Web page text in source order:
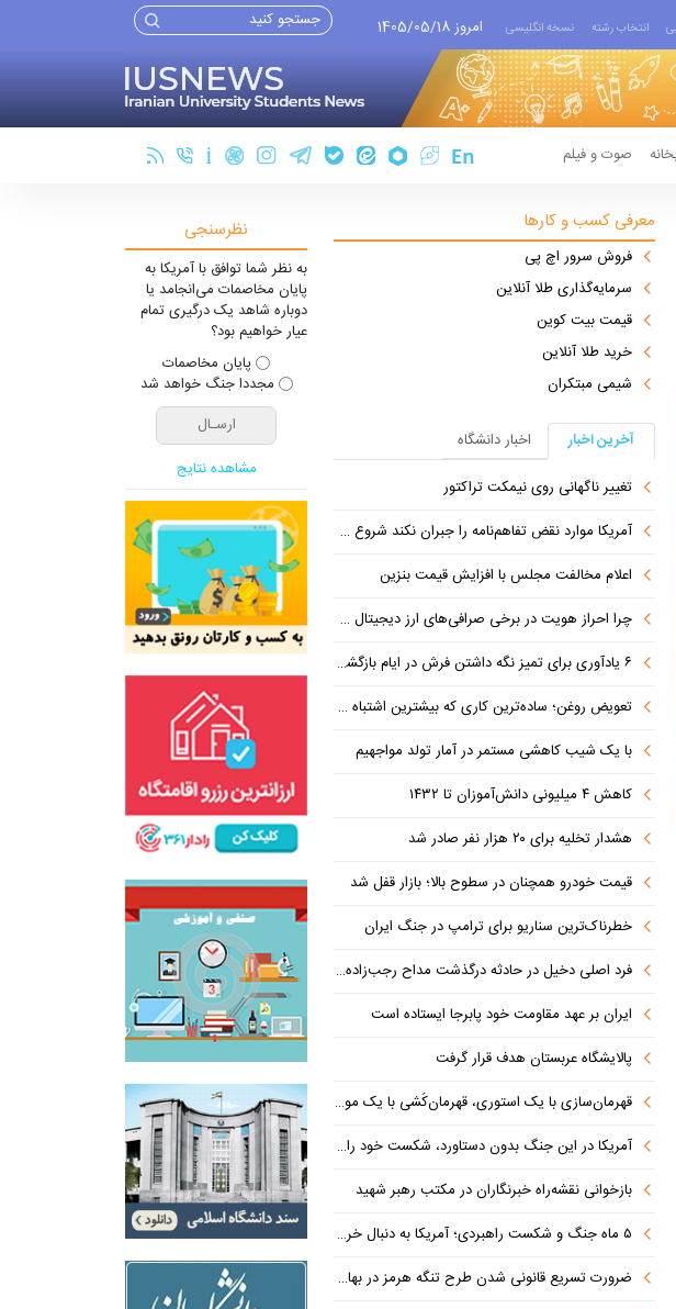
انتخاب رشته نسخه انگلیسی امروز 1405/05/18
صوت و فیلم
معرفی کسب و کارها
فروش سرور اچ پی
سرمایه‌گذاری طلا آنلاین
قیمت بیت کوین
خرید طلا آنلاین
شیمی مبتکران
آخرین اخبار
اخبار دانشگاه
تغییر ناگهانی روی نیمکت تراکتور
آمریکا موارد نقض تفاهم‌نامه را جبران نکند شروع مجدد مذاکره ممکن نیست
اعلام مخالفت مجلس با افزایش قیمت بنزین
چرا احراز هویت در برخی صرافی‌های ارز دیجیتال ضروری است؟
۶ یادآوری برای تمیز نگه داشتن فرش در ایام بازگشایی مدارس
تعویض روغن؛ ساده‌ترین کاری که بیشترین اشتباه در آن رخ می‌دهد
با یک شیب کاهشی مستمر در آمار تولد مواجهیم
کاهش ۴ میلیونی دانش‌آموزان تا ۱۴۳۲
هشدار تخلیه برای ۲۰ هزار نفر صادر شد
قیمت خودرو همچنان در سطوح بالا؛ بازار قفل شد
خطرناک‌ترین سناریو برای ترامپ در جنگ ایران
فرد اصلی دخیل در حادثه درگذشت مداح رجب‌زاده دستگیر شد
ایران بر عهد مقاومت خود پابرجا ایستاده است
پالایشگاه عربستان هدف قرار گرفت
قهرمان‌سازی با یک استوری، قهرمان‌کُشی با یک موضع
آمریکا در این جنگ بدون دستاورد، شکست خود را پذیرفته است
بازخوانی نقشه‌راه خبرنگاران در مکتب رهبر شهید
۵ ماه جنگ و شکست راهبردی؛ آمریکا به دنبال خروج از بن‌بست
ضرورت تسریع قانونی شدن طرح تنگه هرمز در بهارستان/ سنا دست ترامپ را برای اعمال فشار به ایران بازتر کرد
نظرسنجی
به نظر شما توافق با آمریکا به
پایان مخاصمات می‌انجامد یا
دوباره شاهد یک درگیری تمام
عیار خواهیم بود؟
پایان مخاصمات
مجددا جنگ خواهد شد
مشاهده نتایج